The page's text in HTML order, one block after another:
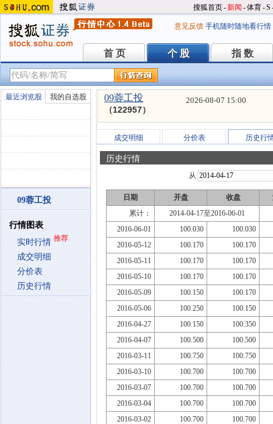
搜狐首页-新闻 -体育-S
意见反馈 手机随时随地看行情
首 页
首 页 个 股
个 股 指 数
指 数
最近浏览股 我的自选股
09蓉工投
行情图表
实时行情 推荐
成交明细
分价表
历史行情
09蓉工投
（122957）
2026-08-07 15:00
成交明细 分价表 历史行
历史行情
从
日期 开盘 收盘
累计：
2014-04-17至2016-06-01
2016-06-01
100.030
100.030
2016-05-12
100.170
100.170
2016-05-11
100.170
100.170
2016-05-10
100.170
100.170
2016-05-09
100.150
100.170
2016-05-06
100.250
100.150
2016-04-27
100.150
100.350
2016-04-07
100.500
100.500
2016-03-11
100.750
100.750
2016-03-10
100.700
100.700
2016-03-07
100.700
100.700
2016-03-04
100.700
100.700
2016-03-02
100.700
100.700